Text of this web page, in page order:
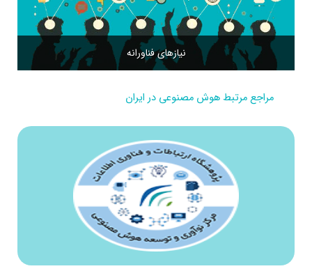
نیازهای فناورانه
مراجع مرتبط هوش مصنوعی در ایران